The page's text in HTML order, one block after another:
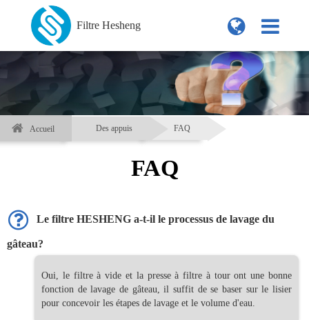
Filtre Hesheng
Accueil Des appuis FAQ
FAQ
Le filtre HESHENG a-t-il le processus de lavage du
gâteau?
Oui, le filtre à vide et la presse à filtre à tour ont une bonne
fonction de lavage de gâteau, il suffit de se baser sur le lisier
pour concevoir les étapes de lavage et le volume d'eau.